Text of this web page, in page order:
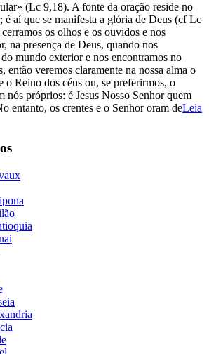
(Lc 9,18). A fonte da oração reside no
é aí que se manifesta a glória de Deus (cf Lc
os olhos e os ouvidos e nos
na presença de Deus, quando nos
mundo exterior e nos encontramos no
então veremos claramente na nossa alma o
o Reino dos céus ou, se preferirmos, o
nós próprios: é Jesus Nosso Senhor quem
entanto, os crentes e o Senhor oram deLeia